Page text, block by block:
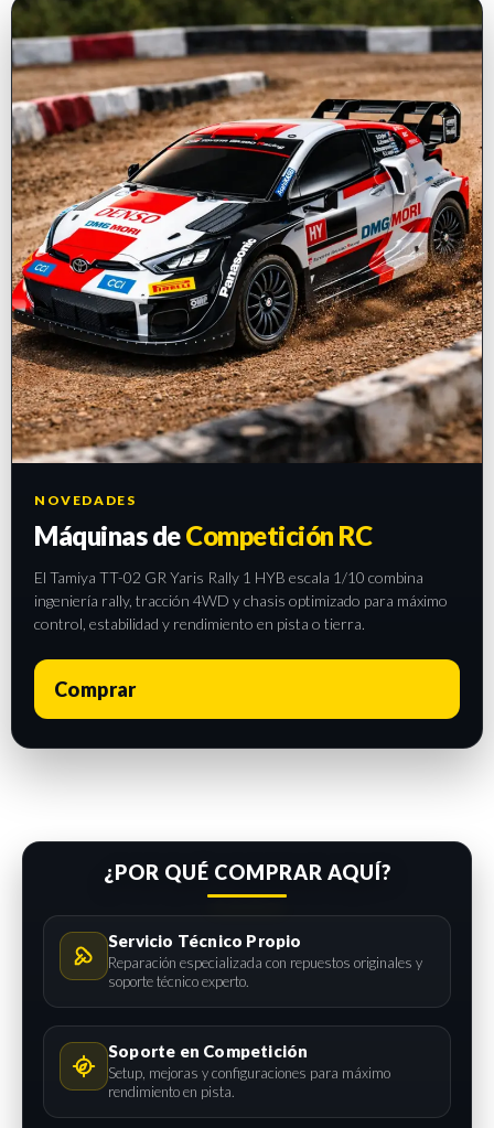
NOVEDADES
Máquinas deCompetición RC
El Tamiya TT-02 GR Yaris Rally 1 HYB escala 1/10 combina
ingeniería rally, tracción 4WD y chasis optimizado para máximo
control, estabilidad y rendimiento en pista o tierra.
Comprar
¿POR QUÉ COMPRAR AQUÍ?
Servicio Técnico Propio
Reparación especializada con repuestos originales y
soporte técnico experto.
Soporte en Competición
Setup, mejoras y configuraciones para máximo
rendimiento en pista.